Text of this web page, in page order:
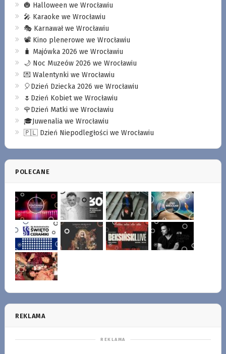
🎃 Halloween we Wrocławiu
🎤 Karaoke we Wrocławiu
🎭 Karnawał we Wrocławiu
📽️ Kino plenerowe we Wrocławiu
🧳 Majówka 2026 we Wrocławiu
🌙 Noc Muzeów 2026 we Wrocławiu
💌 Walentynki we Wrocławiu
🎈Dzień Dziecka 2026 we Wrocławiu
🌷Dzień Kobiet we Wrocławiu
🌹Dzień Matki we Wrocławiu
🎓Juwenalia we Wrocławiu
🇵🇱 Dzień Niepodległości we Wrocławiu
POLECANE
REKLAMA